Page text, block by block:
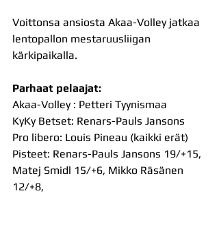
Voittonsa ansiosta Akaa-Volley jatkaa
lentopallon mestaruusliigan
kärkipaikalla.
Parhaat pelaajat:
Akaa-Volley : Petteri Tyynismaa
KyKy Betset: Renars-Pauls Jansons
Pro libero: Louis Pineau (kaikki erät)
Pisteet: Renars-Pauls Jansons 19/+15,
Matej Smidl 15/+6, Mikko Räsänen
12/+8,